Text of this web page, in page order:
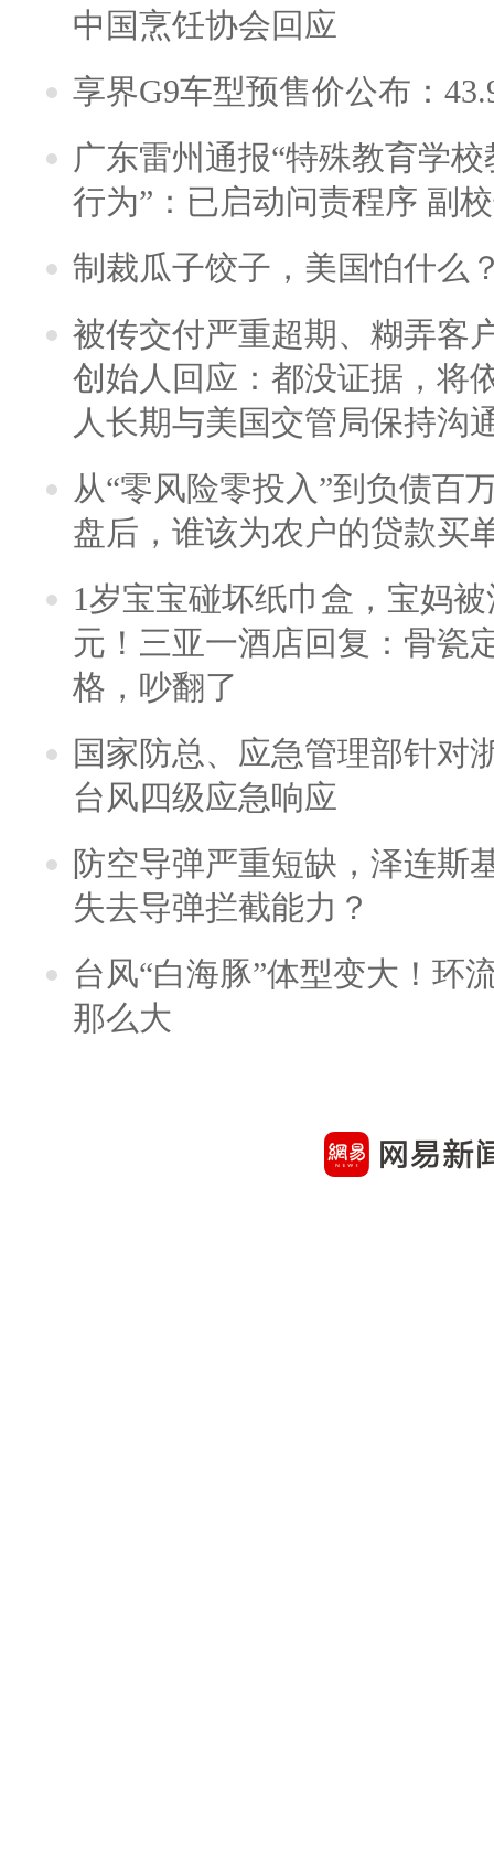
中国烹饪协会回应
享界G9车型预售价公布：
广东雷州通报“特殊教育学
行为”：已启动问责程序 副
制裁瓜子饺子，美国怕什么
被传交付严重超期、糊弄客
创始人回应：都没证据，将
人长期与美国交管局保持沟
从“零风险零投入”到负债百
盘后，谁该为农户的贷款买
1岁宝宝碰坏纸巾盒，宝妈
元！三亚一酒店回复：骨瓷
格，吵翻了
国家防总、应急管理部针对
台风四级应急响应
防空导弹严重短缺，泽连斯
失去导弹拦截能力？
台风“白海豚”体型变大！环
那么大